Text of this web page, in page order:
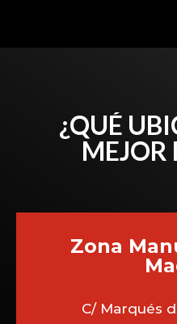
¿QUÉ
MEJOR
Zona
C/ Marqués